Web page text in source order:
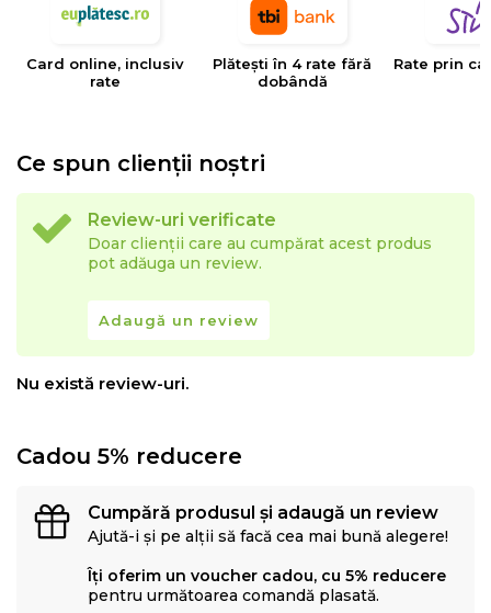
Card online, inclusiv
rate
Plătești în 4 rate fără
dobândă
Rate prin
Ce spun clienții noștri
Review-uri verificate
Doar clienții care au cumpărat acest produs
pot adăuga un review.
Adaugă un review
Nu există review-uri.
Cadou 5% reducere
Cumpără produsul și adaugă un review
Ajută-i și pe alții să facă cea mai bună alegere!
Îți oferim un voucher cadou, cu 5% reducere
pentru următoarea comandă plasată.